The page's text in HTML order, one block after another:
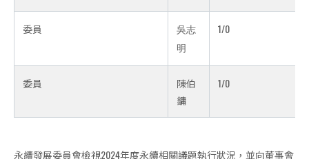
委員
吳志
明
1/0
委員
陳伯
鏞
1/0
永續發展委員會檢視2024年度永續相關議題執行狀況，並向董事會